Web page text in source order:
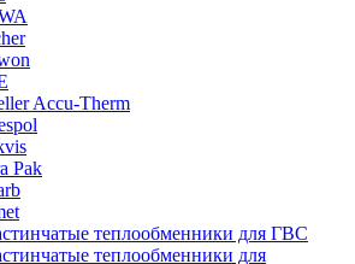
Accu-Therm
Pak
теплообменники для ГВС
теплообменники для